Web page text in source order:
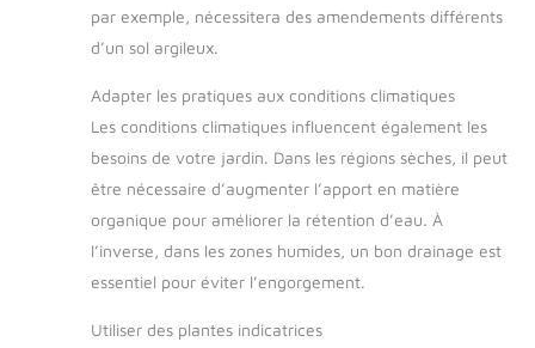
par exemple, nécessitera des amendements différents
d’un sol argileux.
Adapter les pratiques aux conditions climatiques
Les conditions climatiques influencent également les
besoins de votre jardin. Dans les régions sèches, il peut
être nécessaire d’augmenter l’apport en matière
organique pour améliorer la rétention d’eau. À
l’inverse, dans les zones humides, un bon drainage est
essentiel pour éviter l’engorgement.
Utiliser des plantes indicatrices